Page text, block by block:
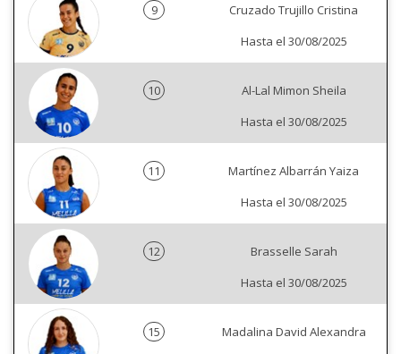
9
Cruzado Trujillo Cristina
Hasta el 30/08/2025
10
Al-Lal Mimon Sheila
Hasta el 30/08/2025
11
Martínez Albarrán Yaiza
Hasta el 30/08/2025
12
Brasselle Sarah
Hasta el 30/08/2025
15
Madalina David Alexandra